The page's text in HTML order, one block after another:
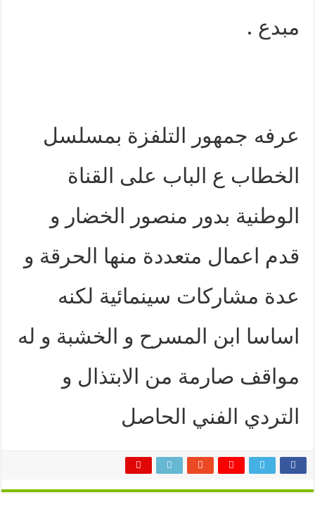
مبدع .
عرفه جمهور التلفزة بمسلسل
الخطاب ع الباب على القناة
الوطنية بدور منصور الخضار و
قدم اعمال متعددة منها الحرقة و
عدة مشاركات سينمائية لكنه
اساسا ابن المسرح و الخشبة و له
مواقف صارمة من الابتذال و
التردي الفني الحاصل